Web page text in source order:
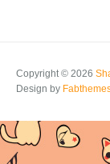
Copyright © 2026
Design by